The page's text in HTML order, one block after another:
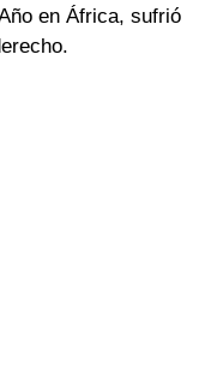
en África, sufrió